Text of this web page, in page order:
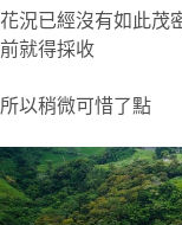
花況已經沒有如此茂
前就得採收
所以稍微可惜了點